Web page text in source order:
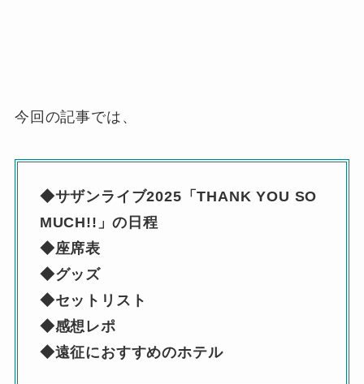
今回の記事では、
◆サザンライブ2025「THANK YOU SO
MUCH!!」の日程
◆座席表
◆グッズ
◆セットリスト
◆感想レポ
◆遠征におすすめのホテル